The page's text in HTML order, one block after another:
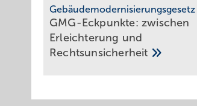
Gebäudemodernisierungsgesetz
GMG-Eckpunkte: zwi­schen
Er­leich­te­rung und
Rechts­un­si­cher­heit